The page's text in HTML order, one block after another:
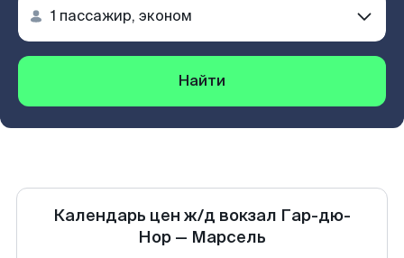
Найти
Календарь цен ж/д вокзал Гар-дю-
Нор — Марсель